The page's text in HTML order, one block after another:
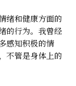
绪和健康方面的
的行为。我曾经
感知积极的情
不管是身体上的